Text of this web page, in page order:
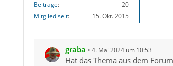
Beiträge
20
Mitglied seit
15. Okt. 2015
graba 4. Mai 2024 um 10:53
Hat das Thema aus dem Forum